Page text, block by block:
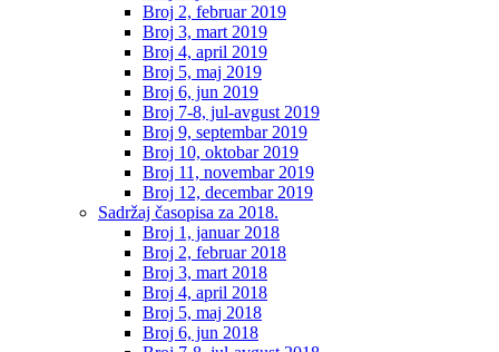
Broj 2, februar 2019
Broj 3, mart 2019
Broj 4, april 2019
Broj 5, maj 2019
Broj 6, jun 2019
Broj 7-8, jul-avgust 2019
Broj 9, septembar 2019
Broj 10, oktobar 2019
Broj 11, novembar 2019
Broj 12, decembar 2019
Sadržaj časopisa za 2018.
Broj 1, januar 2018
Broj 2, februar 2018
Broj 3, mart 2018
Broj 4, april 2018
Broj 5, maj 2018
Broj 6, jun 2018